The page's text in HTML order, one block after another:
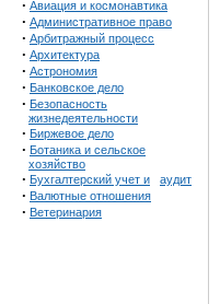
· Авиация и космонавтика
· Административное право
· Арбитражный процесс
· Архитектура
· Астрономия
· Банковское дело
· Безопасность
жизнедеятельности
· Биржевое дело
· Ботаника и сельское
хозяйство
· Бухгалтерский учет и аудит
· Валютные отношения
· Ветеринария